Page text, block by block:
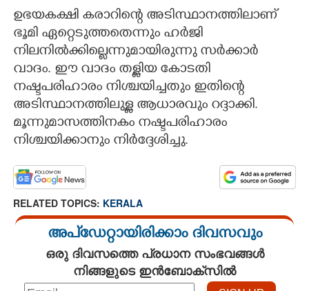
ഉഭയകക്ഷി കരാറിന്റെ അടിസ്ഥാനത്തിലാണ്
ഭൂമി ഏറ്റെടുത്തതെന്നും ഹർജി
നിലനിൽക്കില്ലെന്നുമായിരുന്നു സർക്കാർ
വാദം. ഈ വാദം തള്ളിയ കോടതി
നഷ്ടപരിഹാരം നിശ്ചയിച്ചതും ഇതിന്റെ
അടിസ്ഥാനത്തിലുള്ള ആധാരവും റദ്ദാക്കി.
മൂന്നുമാസത്തിനകം നഷ്ടപരിഹാരം
നിശ്ചയിക്കാനും നിർദ്ദേശിച്ചു.
RELATED TOPICS: KERALA
അപ്ഡേറ്റായിരിക്കാം ദിവസവും
ഒരു ദിവസത്തെ പ്രധാന സംഭവങ്ങൾ
നിങ്ങളുടെ ഇൻബോക്സിൽ